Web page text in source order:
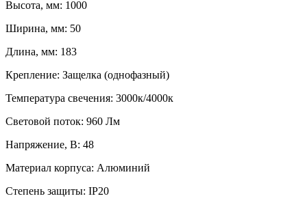
Высота, мм: 1000
Ширина, мм: 50
Длина, мм: 183
Крепление: Защелка (однофазный)
Температура свечения: 3000к/4000к
Световой поток: 960 Лм
Напряжение, В: 48
Материал корпуса: Алюминий
Степень защиты: IP20